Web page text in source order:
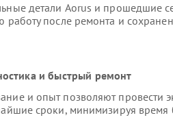
детали Aorus и прошедшие
работу после ремонта и
и быстрый ремонт
и опыт позволяют провести
сроки, минимизируя время